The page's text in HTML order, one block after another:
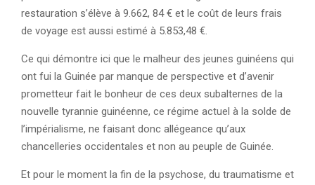
restauration s’élève à 9.662, 84 € et le coût de leurs frais
de voyage est aussi estimé à 5.853,48 €.
Ce qui démontre ici que le malheur des jeunes guinéens qui
ont fui la Guinée par manque de perspective et d’avenir
prometteur fait le bonheur de ces deux subalternes de la
nouvelle tyrannie guinéenne, ce régime actuel à la solde de
l’impérialisme, ne faisant donc allégeance qu’aux
chancelleries occidentales et non au peuple de Guinée.
Et pour le moment la fin de la psychose, du traumatisme et